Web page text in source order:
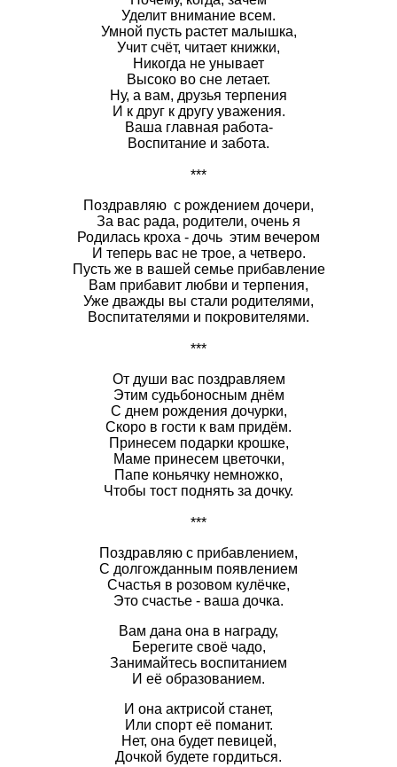
Уделит внимание всем.
Умной пусть растет малышка,
Учит счёт, читает книжки,
Никогда не унывает
Высоко во сне летает.
Ну, а вам, друзья терпения
И к друг к другу уважения.
Ваша главная работа-
Воспитание и забота.
***
Поздравляю с рождением дочери,
За вас рада, родители, очень я
Родилась кроха - дочь этим вечером
И теперь вас не трое, а четверо.
Пусть же в вашей семье прибавление
Вам прибавит любви и терпения,
Уже дважды вы стали родителями,
Воспитателями и покровителями.
***
От души вас поздравляем
Этим судьбоносным днём
С днем рождения дочурки,
Скоро в гости к вам придём.
Принесем подарки крошке,
Маме принесем цветочки,
Папе коньячку немножко,
Чтобы тост поднять за дочку.
***
Поздравляю с прибавлением,
С долгожданным появлением
Счастья в розовом кулёчке,
Это счастье - ваша дочка.
Вам дана она в награду,
Берегите своё чадо,
Занимайтесь воспитанием
И её образованием.
И она актрисой станет,
Или спорт её поманит.
Нет, она будет певицей,
Дочкой будете гордиться.